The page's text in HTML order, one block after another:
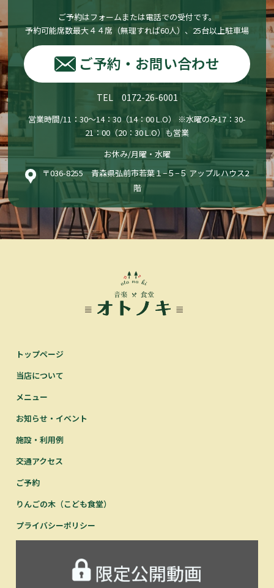
ご予約はフォームまたは電話での受付です。
予約可能席数最大４４席（無理すれば60人）、25台以上駐車場
ご予約・お問い合わせ
TEL 0172-26-6001
営業時間/11：30〜14：30（14：00 L.O） ※水曜のみ17：30-
21：00（20：30 L.O）も営業
お休み/月曜・水曜
〒036-8255 青森県弘前市若葉１−５−５ アップルハウス2
階
トップページ
当店について
メニュー
お知らせ・イベント
施設・利用例
交通アクセス
ご予約
りんごの木（こども食堂）
プライバシーポリシー